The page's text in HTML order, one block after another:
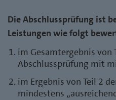
Die Abschlussprüfung ist
Leistungen wie folgt
im Gesamtergebnis von
Abschlussprüfung mit
im Ergebnis von Teil 2
mindestens